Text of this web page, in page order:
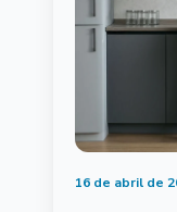
16 de abril de